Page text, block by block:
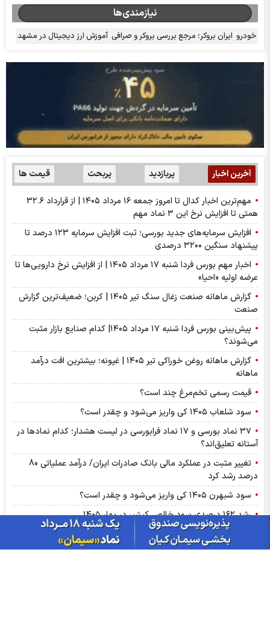
نیازمندی‌ها
خودرو ایران بروکر؛ مرجع بررسی بروکر و صرافی آموزش ارز دیجیتال در مشهد
آخرین اخبار پربازدید پربحث قیمت ها
مهم‌ترین اخبار کدال تا امروز جمعه ۱۶ مرداد ۱۴۰۵ | از قرارداد ۳۲.۶
همتی تا افزایش نرخ این ۳ نماد مهم
افزایش سرمایه‌های جدید بورسی؛ ثبت افزایش سرمایه ۱۲۳ درصد تا
پیشنهاد‌ سنگین ۳۲۰۰ درصدی
اخبار مهم بورس فردا شنبه ۱۷ مرداد ۱۴۰۵ | از افزایش نرخ دارویی‌ها تا
عرضه اولیه «احیا»
گزارش ماهانه صنعت زغال سنگ تیر ۱۴۰۵ | کربن؛ ضعیف‌ترین گزارش
صنعت
پیش‌بینی بورس فردا شنبه ۱۷ مرداد ۱۴۰۵| کدام صنایع بازار مثبت
می‌شوند؟
گزارش ماهانه روغن خوراکی تیر ۱۴۰۵ | غپونه؛ بیشترین افت درآمد
ماهانه
قیمت رسمی تخم‌مرغ چند است؟
سود شلعاب ۱۴۰۵ کی واریز می‌شود و چقدر است؟
۳۷ نماد بورسی و ۱۷ نماد فرابورسی در لیست هشدار؛ کدام نماد‌ها در
آستانه تعلیق‌اند؟
تغییر مثبت در عملکرد مالی بانک صادرات ایران/ درآمد عملیاتی 80
درصد رشد کرد
سود شبهرن ۱۴۰۵ کی واریز می‌شود و چقدر است؟
رشد ۱۶۲ درصدی سود خالص کپشیر در بهار ۱۴۰۵
توقف اجرای دستورالعمل نحوه احراز صلاحیت مدیران عامل
پشت پرده تولید روزانه ۲۰ تن فنر در خگلپا